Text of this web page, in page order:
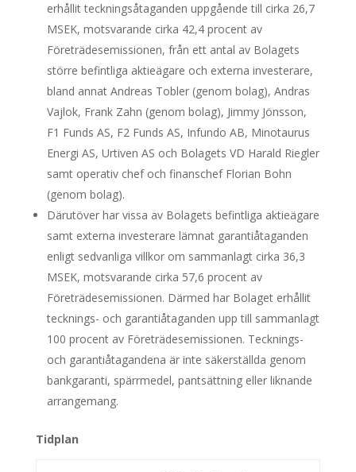
erhållit teckningsåtaganden uppgående till cirka 26,7
MSEK, motsvarande cirka 42,4 procent av
Företrädesemissionen, från ett antal av Bolagets
större befintliga aktieägare och externa investerare,
bland annat Andreas Tobler (genom bolag), Andras
Vajlok, Frank Zahn (genom bolag), Jimmy Jönsson,
F1 Funds AS, F2 Funds AS, Infundo AB, Minotaurus
Energi AS, Urtiven AS och Bolagets VD Harald Riegler
samt operativ chef och finanschef Florian Bohn
(genom bolag).
Därutöver har vissa av Bolagets befintliga aktieägare
samt externa investerare lämnat garantiåtaganden
enligt sedvanliga villkor om sammanlagt cirka 36,3
MSEK, motsvarande cirka 57,6 procent av
Företrädesemissionen. Därmed har Bolaget erhållit
tecknings- och garantiåtaganden upp till sammanlagt
100 procent av Företrädesemissionen. Tecknings-
och garantiåtagandena är inte säkerställda genom
bankgaranti, spärrmedel, pantsättning eller liknande
arrangemang.
Tidplan